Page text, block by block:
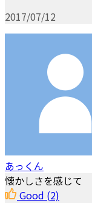
2017/07/12
あっくん
懐かしさを感じて
Good (2)